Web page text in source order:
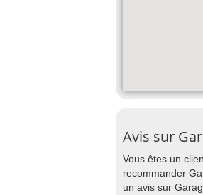
Avis sur
Vous êtes un
recommander
un avis sur